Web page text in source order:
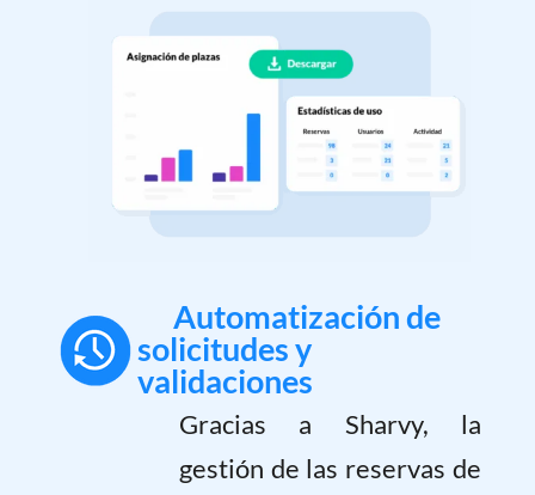
Automatización de
solicitudes y
validaciones
Gracias a Sharvy, la
gestión de las reservas de